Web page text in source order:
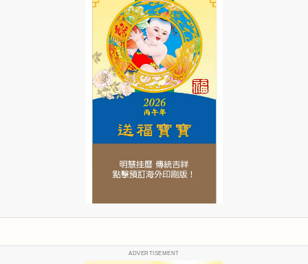
ADVERTISEMENT